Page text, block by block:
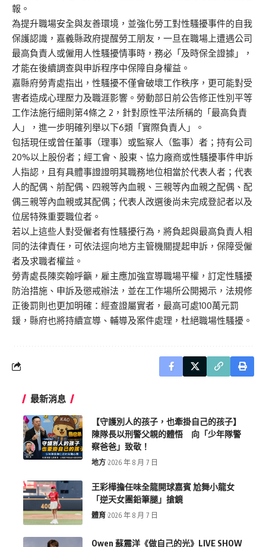
報。
為提升職場安全與友善環境，並強化勞工對性騷擾事件的自我
保護認識，嘉義縣政府提醒勞工朋友，一旦在職場上遭遇公司
最高負責人或僱用人性騷擾情事時，務必「及時保全證據」，
才能在後續調查與申訴程序中保障自身權益。
嘉縣府勞青處指出，性騷擾不僅會破壞工作秩序，更可能對受
害者造成心理壓力及職涯影響。勞動部日前公告修正性別平等
工作法施行細則第4條之 2，針對原性平法所稱的「最高負責
人」，進一步明確列舉以下6類「實際負責人」。
包括現任或曾任董事（理事）或監察人（監事）者；持有公司
20%以上股份者；經工會、股東、協力廠商或性騷擾事件申訴
人指認，且有具體事證證明其職務地位相當於代表人者；代表
人的配偶、前配偶、四親等內血親、三親等內血親之配偶、配
偶三親等內血親或其配偶；代表人改選後尚未完成登記者以及
位居特殊重要職位者。
若以上這些人對受僱者有性騷擾行為，將負起與最高負責人相
同的法律責任，可依法逕向地方主管機關提起申訴，保障受僱
者及求職者權益。
勞青處長陳奕翰呼籲，雇主應加強宣導職場平權，訂定性騷擾
防治措施、申訴及懲戒辦法，並在工作場所公開揭示，法規修
正後罰則也更加明確：經查證屬實者，最高可處100萬元罰
鍰，縣府也將持續宣導、輔導及案件處理，杜絕職場性騷擾。
最新消息
【守護別人的孩子，也牽掛自己的孩子】
陳隊長以刑警父親的體悟 向「少年隊警
察爸爸」致敬！
地方 2026 年 8 月 7 日
王彩樺擔任味全龍開球嘉賓 尬舞小龍女
「逆天女團鉛筆腿」搶鏡
體育 2026 年 8 月 7 日
Owen 蘇震洋《做自己的光》LIVE SHOW